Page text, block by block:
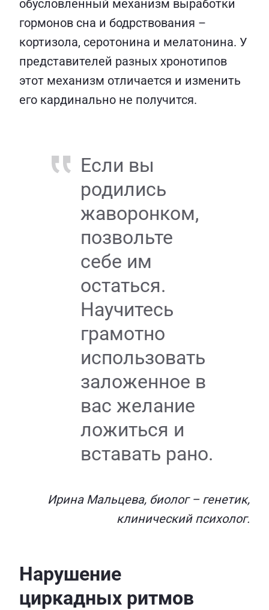
обусловленный механизм выработки
гормонов сна и бодрствования –
кортизола, серотонина и мелатонина. У
представителей разных хронотипов
этот механизм отличается и изменить
его кардинально не получится.
Если вы
родились
жаворонком,
позвольте
себе им
остаться.
Научитесь
грамотно
использовать
заложенное в
вас желание
ложиться и
вставать рано.
Ирина Мальцева, биолог – генетик,
клинический психолог.
Нарушение
циркадных ритмов